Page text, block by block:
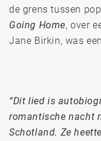
de grens tussen
Going Home, over
Jane Birkin, was
“Dit lied is
romantische nacht
Schotland. Ze